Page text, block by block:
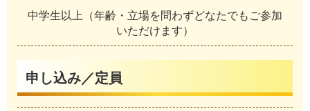
中学生以上（年齢・立場を問わずどなたでもご参加
いただけます）
申し込み／定員